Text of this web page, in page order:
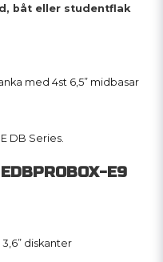
båt eller studentflak
med 4st 6,5” midbasar
DB Series.
E9
3,6” diskanter